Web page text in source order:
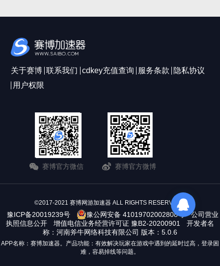
关于赛博 联系我们 cdkey充值查询 服务条款
隐私协议
用户权限
赛博官方微信 赛博官方微博
©2017-2021 赛博网游加速器 ALL RIGHTS RESERVERD
豫ICP备20019239号 豫公网安备 41019702002808号
公司营业
执照信息公开
增值电信业务经营许可证 豫B2-20200901
开发者名
称：河南斧牛网络科技有限公司 版本：5.0.6
APP名称：赛博加速器。产品功能：有效解决玩家在游戏中遇到的延时过高，登录困
难，容易掉线等问题。